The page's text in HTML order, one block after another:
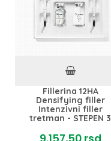
Fillerina 12HA
Densifying filler
Intenzivni filler
tretman - STEPEN 3